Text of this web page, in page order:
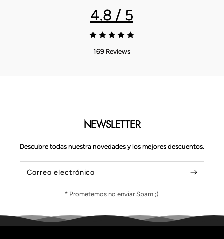
4.8 / 5
169 Reviews
NEWSLETTER
Descubre todas nuestra novedades y los mejores descuentos.
Correo electrónico
* Prometemos no enviar Spam ;)